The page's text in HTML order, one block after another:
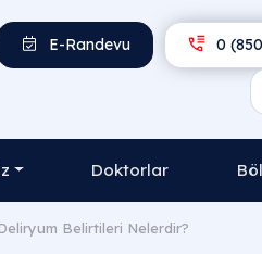
0
E-Randevu
Doktorlar
Belirtileri Nelerdir?